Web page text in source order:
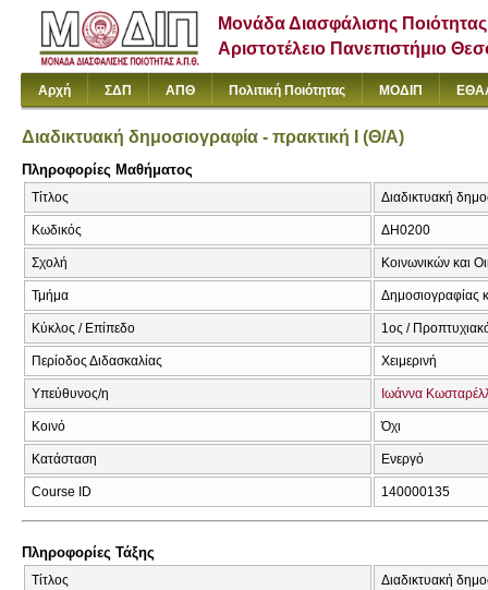
Μονάδα Διασφάλισης Ποιότητας
Αριστοτέλειο Πανεπιστήμιο
Αρχή ΣΔΠ ΑΠΘ Πολιτική Ποιότητας ΜΟΔΙΠ
Διαδικτυακή δημοσιογραφία - πρακτική Ι (Θ/A)
Πληροφορίες Μαθήματος
Τίτλος Διαδικτυακή
Κωδικός ΔΗ0200
Σχολή Κοινωνικών και
Τμήμα Δημοσιογραφίας
Κύκλος / Επίπεδο 1ος /
Περίοδος Διδασκαλίας Χειμερινή
Υπεύθυνος/η Ιωάννα
Κοινό Όχι
Κατάσταση Ενεργό
Course ID 140000135
Πληροφορίες Τάξης
Τίτλος Διαδικτυακή